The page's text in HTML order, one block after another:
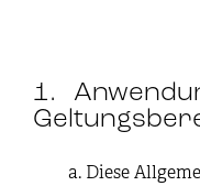
1.
Diese